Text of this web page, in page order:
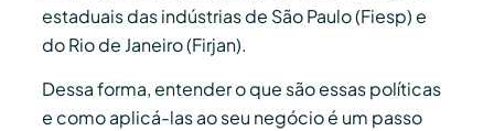
estaduais das indústrias de São Paulo (Fiesp) e
do Rio de Janeiro (Firjan).
Dessa forma, entender o que são essas políticas
e como aplicá-las ao seu negócio é um passo